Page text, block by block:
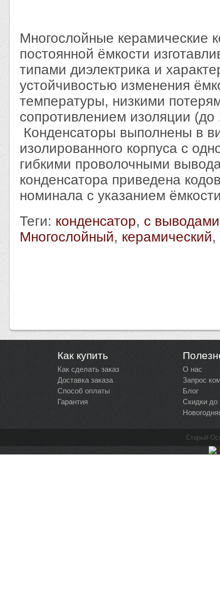
Многослойные керамические
постоянной ёмкости
типами диэлектрика и
устойчивостью изменения
температуры, низкими
сопротивлением изоляции
Конденсаторы выполнены в
изолированного корпуса с
гибкими проволочными
конденсатора приведена
номинала с указанием
Теги: конденсатор, с выводами
Многослойный, керамический,
Как купить
Как сделать заказ
Доставка заказа
Способ оплаты
Гарантия
О нас
Запрос
Блог
Скидки до
Старый